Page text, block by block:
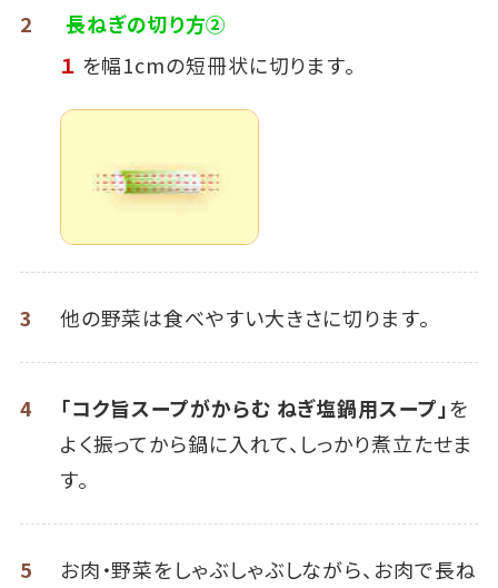
2
長ねぎの切り方②
１ を幅1cmの短冊状に切ります。
3 他の野菜は食べやすい大きさに切ります。
4 「コク旨スープがからむ ねぎ塩鍋用スープ」を
よく振ってから鍋に入れて、しっかり煮立たせま
す。
5
お肉・野菜をしゃぶしゃぶしながら、お肉で長ね